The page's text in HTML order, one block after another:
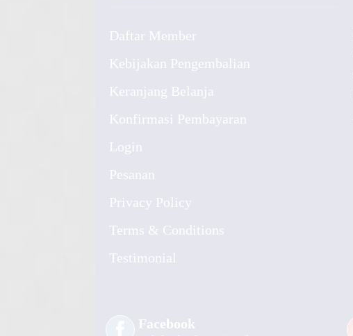
Daftar Member
Kebijakan Pengembalian
Keranjang Belanja
Konfirmasi Pembayaran
Login
Pesanan
Privacy Policy
Terms & Conditions
Testimonial
Facebook